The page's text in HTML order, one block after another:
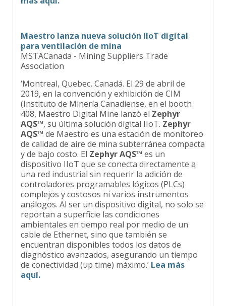
para ventilación de mina
MSTACanada - Mining Suppliers Trade
Association
2019, en la convención y exhibición de CIM
(Instituto de Minería Canadiense, en el booth
408, Maestro Digital Mine lanzó elZephyr
AQS™, su última solución digital IIoT.Zephyr
AQS™de Maestro es una estación de monitoreo
de calidad de aire de mina subterránea compacta
y de bajo costo. ElZephyr AQS™es un
dispositivo IIoT que se conecta directamente a
una red industrial sin requerir la adición de
controladores programables lógicos (PLCs)
complejos y costosos ni varios instrumentos
análogos. Al ser un dispositivo digital, no solo se
reportan a superficie las condiciones
ambientales en tiempo real por medio de un
cable de Ethernet, sino que también se
encuentran disponibles todos los datos de
diagnóstico avanzados, asegurando un tiempo
de conectividad (up time) máximo.’Lea más
aquí.